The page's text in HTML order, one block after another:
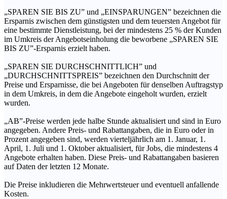
„SPAREN SIE BIS ZU” und „EINSPARUNGEN” bezeichnen die
Ersparnis zwischen dem günstigsten und dem teuersten Angebot für
eine bestimmte Dienstleistung, bei der mindestens 25 % der Kunden
im Umkreis der Angebotseinholung die beworbene „SPAREN SIE
BIS ZU”-Ersparnis erzielt haben.
„SPAREN SIE DURCHSCHNITTLICH” und
„DURCHSCHNITTSPREIS” bezeichnen den Durchschnitt der
Preise und Ersparnisse, die bei Angeboten für denselben Auftragstyp
in dem Umkreis, in dem die Angebote eingeholt wurden, erzielt
wurden.
„AB”-Preise werden jede halbe Stunde aktualisiert und sind in Euro
angegeben. Andere Preis- und Rabattangaben, die in Euro oder in
Prozent angegeben sind, werden vierteljährlich am 1. Januar, 1.
April, 1. Juli und 1. Oktober aktualisiert, für Jobs, die mindestens 4
Angebote erhalten haben. Diese Preis- und Rabattangaben basieren
auf Daten der letzten 12 Monate.
Die Preise inkludieren die Mehrwertsteuer und eventuell anfallende
Kosten.